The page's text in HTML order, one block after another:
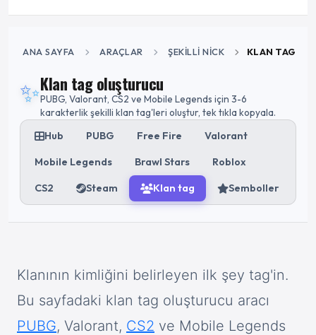
ANA SAYFA ARAÇLAR ŞEKILLI NICK KLAN TAG
✨Klan tag oluşturucu
PUBG, Valorant, CS2 ve Mobile Legends için 3-6
karakterlik şekilli klan tag'leri oluştur, tek tıkla kopyala.
Hub
PUBG Free Fire Valorant
Mobile Legends Brawl Stars Roblox
CS2 Steam Klan tag Semboller
Klanının kimliğini belirleyen ilk şey tag'in.
Bu sayfadaki klan tag oluşturucu aracı
PUBG, Valorant, CS2 ve Mobile Legends